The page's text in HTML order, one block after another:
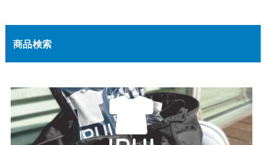
商品検索